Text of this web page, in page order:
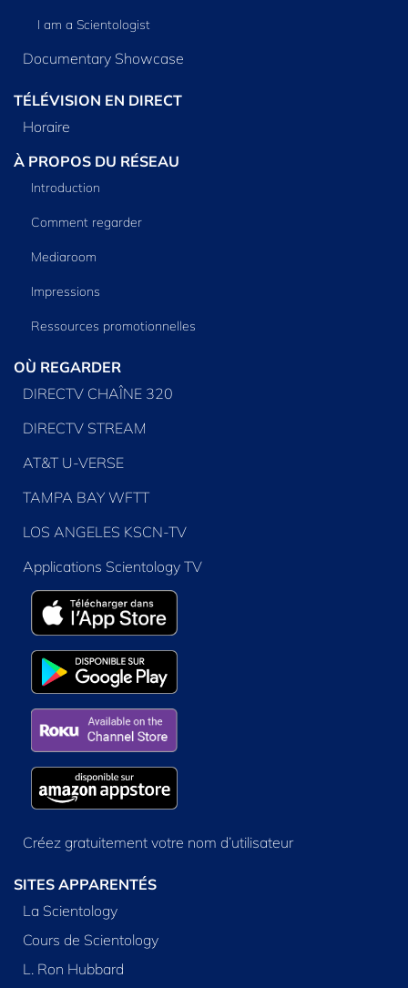
I am a Scientologist
Documentary Showcase
TÉLÉVISION EN DIRECT
Horaire
À PROPOS DU RÉSEAU
Introduction
Comment regarder
Mediaroom
Impressions
Ressources promotionnelles
OÙ REGARDER
DIRECTV CHAÎNE 320
DIRECTV STREAM
AT&T U-VERSE
TAMPA BAY WFTT
LOS ANGELES KSCN-TV
Applications Scientology TV
Créez gratuitement votre nom d’utilisateur
SITES APPARENTÉS
La Scientology
Cours de Scientology
L. Ron Hubbard